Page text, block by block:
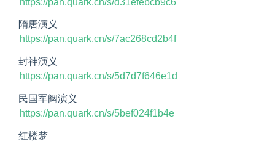
隋唐演义
https://pan.quark.cn/s/7ac268cd2b4f
封神演义
https://pan.quark.cn/s/5d7d7f646e1d
民国军阀演义
https://pan.quark.cn/s/5bef024f1b4e
红楼梦